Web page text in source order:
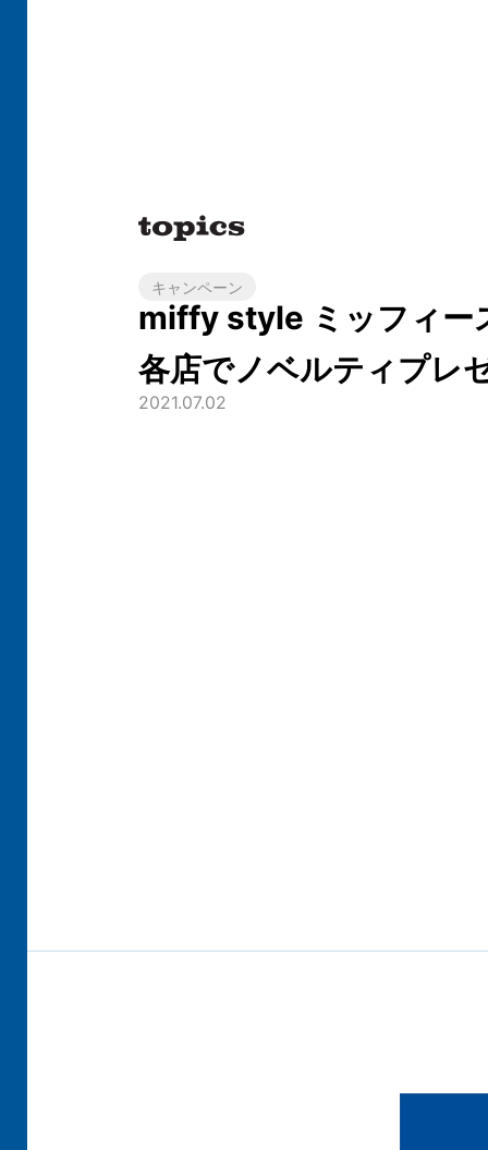
キャンペーン
miffy style ミッフィー
各店でノベルティプレ
2021.07.02